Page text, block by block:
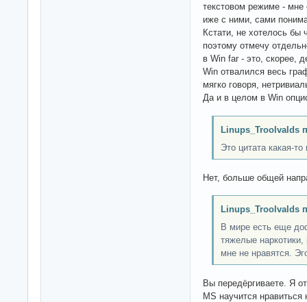
текстовом режиме -
иже с ними, сами
Кстати, не хотелось бы
поэтому отмечу
в Win far - это, скорее,
Win отвалился весь
мягко говоря,
Да и в целом в Win
Linups_Troolvalds
Это цитата какая-
Нет, больше общей
Linups_Troolvalds
В мире есть еще
тяжелые
мне не нравятся.
Вы передёргиваете. Я
MS научится